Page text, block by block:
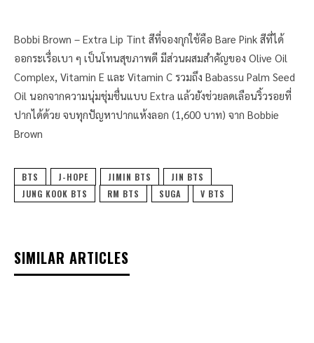
Bobbi Brown – Extra Lip Tint สีที่จองกุกใช้คือ Bare Pink สีที่ได้
ออกระเรื่อเบา ๆ เป็นโทนสุขภาพดี มีส่วนผสมสำคัญของ Olive Oil
Complex, Vitamin E และ Vitamin C รวมถึง Babassu Palm Seed
Oil นอกจากความนุ่มชุ่มชื่นแบบ Extra แล้วยังช่วยลดเลือนริ้วรอยที่
ปากได้ด้วย จบทุกปัญหาปากแห้งลอก (1,600 บาท) จาก Bobbie
Brown
BTS J-HOPE JIMIN BTS
JIN BTS
JUNG KOOK BTS
RM BTS SUGA V BTS
SIMILAR ARTICLES